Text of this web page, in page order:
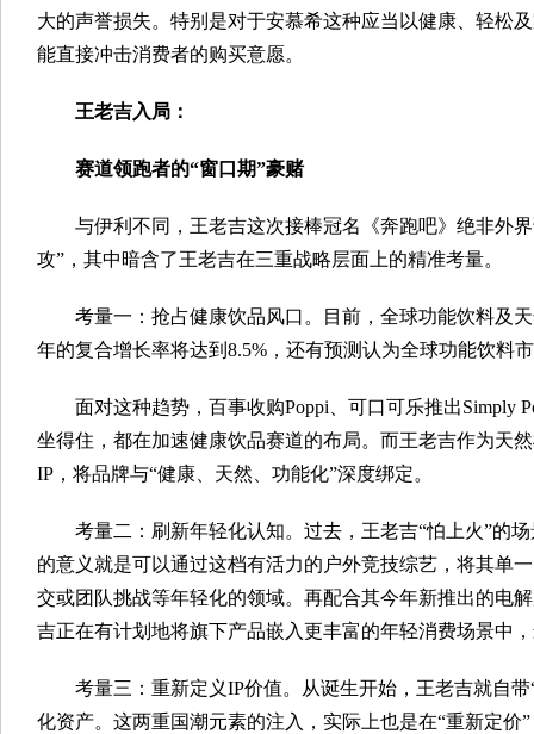
大的声誉损失。特别是对于安慕希这种应当以健康、轻松
能直接冲击消费者的购买意愿。
王老吉入局：
赛道领跑者的“窗口期”豪赌
与伊利不同，王老吉这次接棒冠名《奔跑吧》绝非外
攻”，其中暗含了王老吉在三重战略层面上的精准考量。
考量一：抢占健康饮品风口。目前，全球功能饮料及
年的复合增长率将达到8.5%，还有预测认为全球功能饮料
面对这种趋势，百事收购Poppi、可口可乐推出Simply
坐得住，都在加速健康饮品赛道的布局。而王老吉作为天
IP，将品牌与“健康、天然、功能化”深度绑定。
考量二：刷新年轻化认知。过去，王老吉“怕上火”的
的意义就是可以通过这档有活力的户外竞技综艺，将其单
交或团队挑战等年轻化的领域。再配合其今年新推出的电
吉正在有计划地将旗下产品嵌入更丰富的年轻消费场景中
考量三：重新定义IP价值。从诞生开始，王老吉就自
化资产。这两重国潮元素的注入，实际上也是在“重新定价